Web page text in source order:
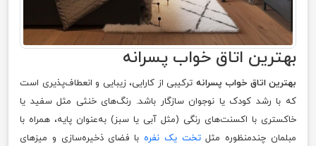
بهترین اتاق خواب پسرانه
بهترین اتاق خواب پسرانه ترکیبی از کارایی، زیبایی و انعطاف‌پذیری است
که با رشد کودک یا نوجوان سازگار باشد. رنگ‌های خنثی مثل سفید یا
خاکستری با اکسنت‌های رنگی (مثل آبی یا سبز) به‌عنوان پایه، همراه با
مبلمان چندمنظوره مثلتخت‌ یک نفره با فضای ذخیره‌سازی و میزهای